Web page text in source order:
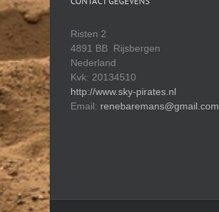
Risten 2
4891 BB Rijsbergen
Nederland
Kvk: 20134510
http://www.sky-pirates.nl
Email: renebaremans@gmail.com